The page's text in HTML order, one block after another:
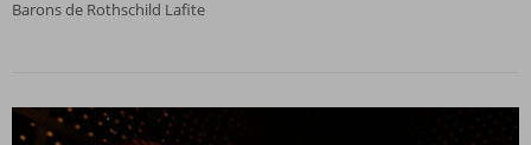
Barons de Rothschild Lafite